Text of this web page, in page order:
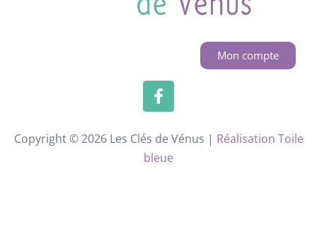
Mon compte
Copyright © 2026 Les Clés de Vénus | Réalisation Toile
bleue